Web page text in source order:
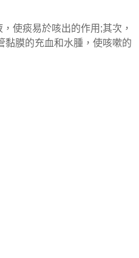
使痰易於咳出的作用;其次，
黏膜的充血和水腫，使咳嗽的